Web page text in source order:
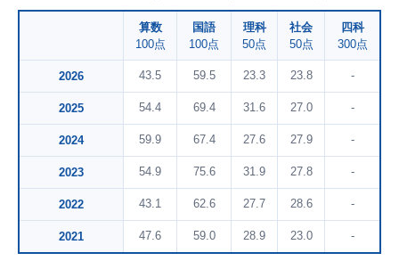
算数
100点
国語
100点
理科
50点
社会
50点
四科
300点
2026 43.5 59.5 23.3 23.8 -
2025 54.4 69.4 31.6 27.0 -
2024 59.9 67.4 27.6 27.9 -
2023 54.9 75.6 31.9 27.8 -
2022 43.1 62.6 27.7 28.6 -
2021 47.6 59.0 28.9 23.0 -